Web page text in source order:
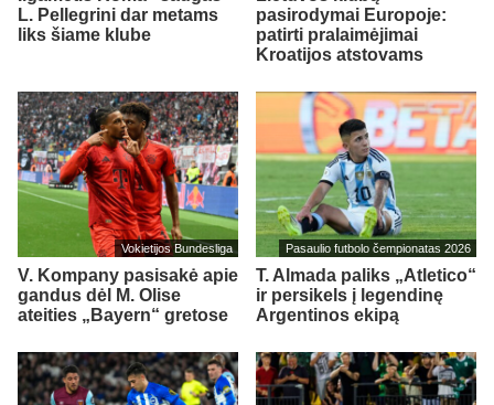
L. Pellegrini dar metams
liks šiame klube
pasirodymai Europoje:
patirti pralaimėjimai
Kroatijos atstovams
Vokietijos Bundesliga
V. Kompany pasisakė apie
gandus dėl M. Olise
ateities „Bayern“ gretose
Pasaulio futbolo čempionatas 2026
T. Almada paliks „Atletico“
ir persikels į legendinę
Argentinos ekipą